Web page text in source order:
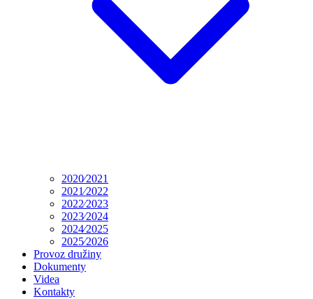
2020⁄2021
2021⁄2022
2022⁄2023
2023⁄2024
2024⁄2025
2025⁄2026
Provoz družiny
Dokumenty
Videa
Kontakty